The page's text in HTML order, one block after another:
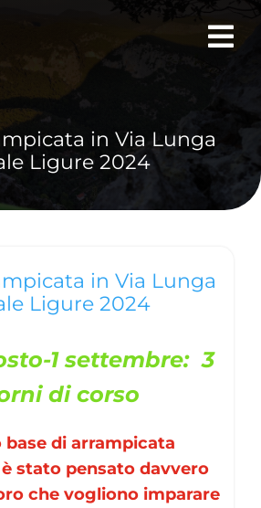
in Via Lunga
Ligure 2024
in Via Lunga
Ligure 2024
1 settembre: 3
di corso
base di arrampicata
stato pensato davvero
che vogliono imparare